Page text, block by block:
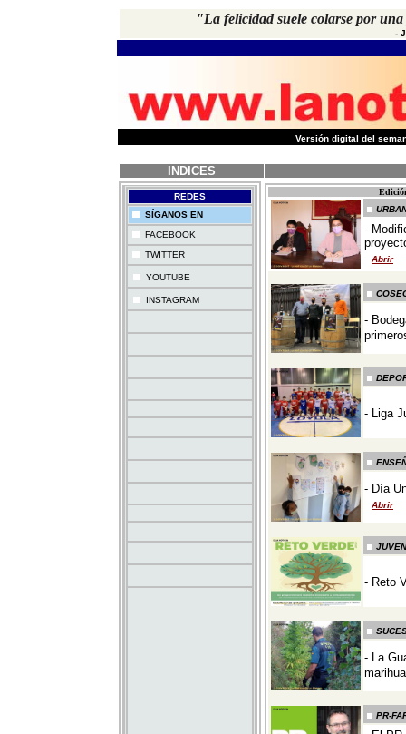
"La felicidad suele colarse por
-
Versión digital del
INDICES